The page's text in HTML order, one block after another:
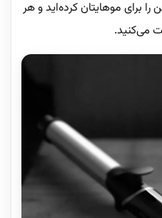
برای موهایتان کرده‌اید و هر
می‌کنید.